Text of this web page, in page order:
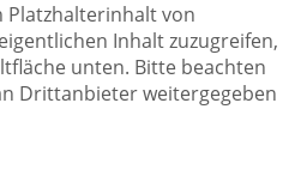
Platzhalterinhalt von
Inhalt zuzugreifen,
unten. Bitte beachten
Drittanbieter weitergegeben